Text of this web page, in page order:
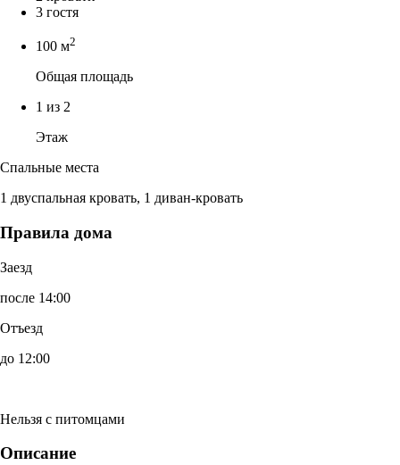
3 гостя
100 м2
Общая площадь
1 из 2
Этаж
Спальные места
1 двуспальная кровать, 1 диван-кровать
Правила дома
Заезд
после 14:00
Отъезд
до 12:00
Нельзя с питомцами
Описание